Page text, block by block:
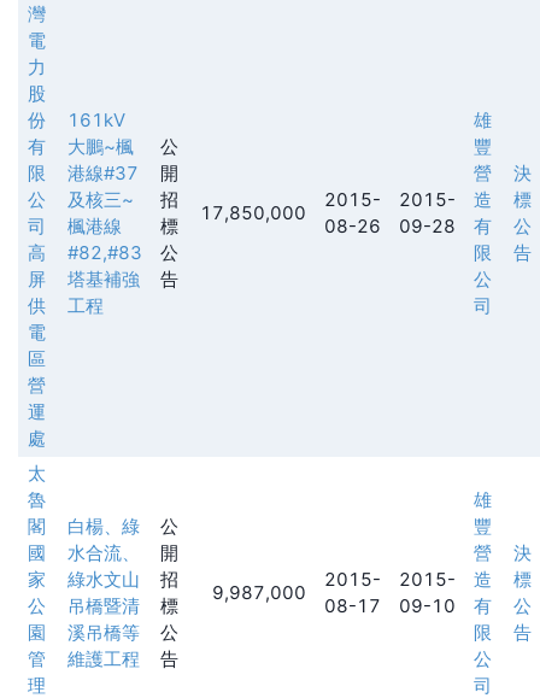
灣
電
力
股
份
有
限
公
司
高
屏
供
電
區
營
運
處
161kV
大鵬~楓
港線#37
及核三~
楓港線
#82,#83
塔基補強
工程
公
開
招
標
公
告
17,850,000
2015-
08-26
2015-
09-28
雄
豐
營
造
有
限
公
司
決
標
公
告
太
魯
閣
國
家
公
園
管
理
白楊、綠
水合流、
綠水文山
吊橋暨清
溪吊橋等
維護工程
公
開
招
標
公
告
9,987,000
2015-
08-17
2015-
09-10
雄
豐
營
造
有
限
公
司
決
標
公
告